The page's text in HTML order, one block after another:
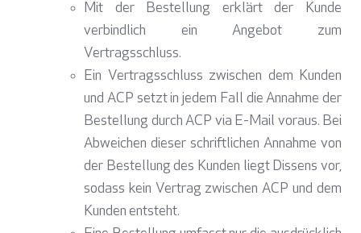
Mit der Bestellung erklärt der Kunde
verbindlich ein Angebot zum
Vertragsschluss.
Ein Vertragsschluss zwischen dem Kunden
und ACP setzt in jedem Fall die Annahme der
Bestellung durch ACP via E-Mail voraus. Bei
Abweichen dieser schriftlichen Annahme von
der Bestellung des Kunden liegt Dissens vor,
sodass kein Vertrag zwischen ACP und dem
Kunden entsteht.